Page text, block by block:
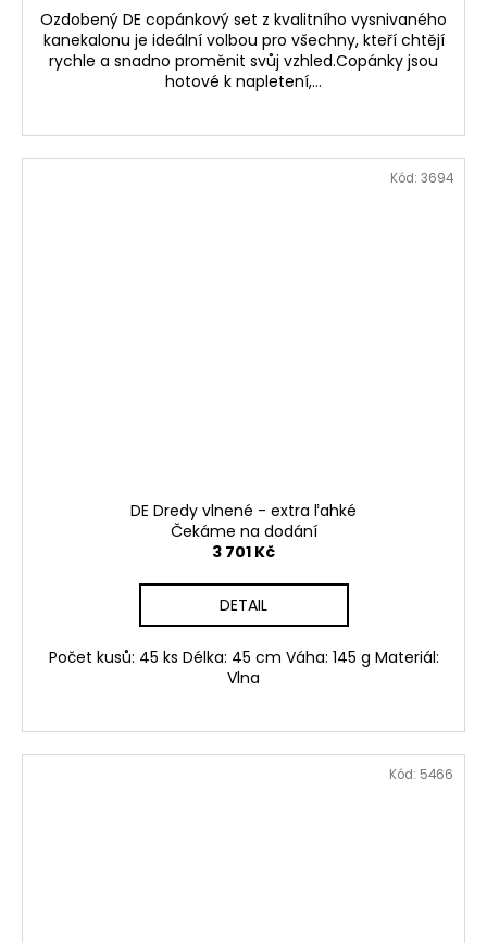
Ozdobený DE copánkový set z kvalitního vysnivaného
kanekalonu je ideální volbou pro všechny, kteří chtějí
rychle a snadno proměnit svůj vzhled.Copánky jsou
hotové k napletení,...
DE Dredy vlnené - extra ľahké
Čekáme na dodání
3 701 Kč
DETAIL
Počet kusů: 45 ks Délka: 45 cm Váha: 145 g Materiál:
Vlna
Kód: 3694
Kód: 5466